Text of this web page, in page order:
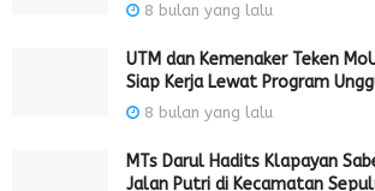
8 bulan yang lalu
UTM dan Kemenaker Teken
Siap Kerja Lewat Program
8 bulan yang lalu
MTs Darul Hadits Klapayan
Jalan Putri di Kecamatan